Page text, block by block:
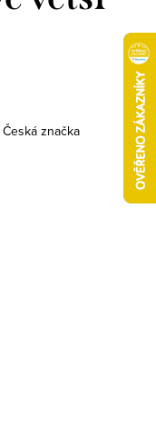
Česká značka